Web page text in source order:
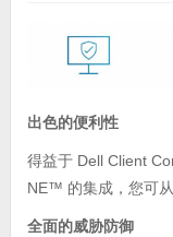
出色的便利性
得益于 Dell Client
NE™ 的集成，您可
全面的威胁防御